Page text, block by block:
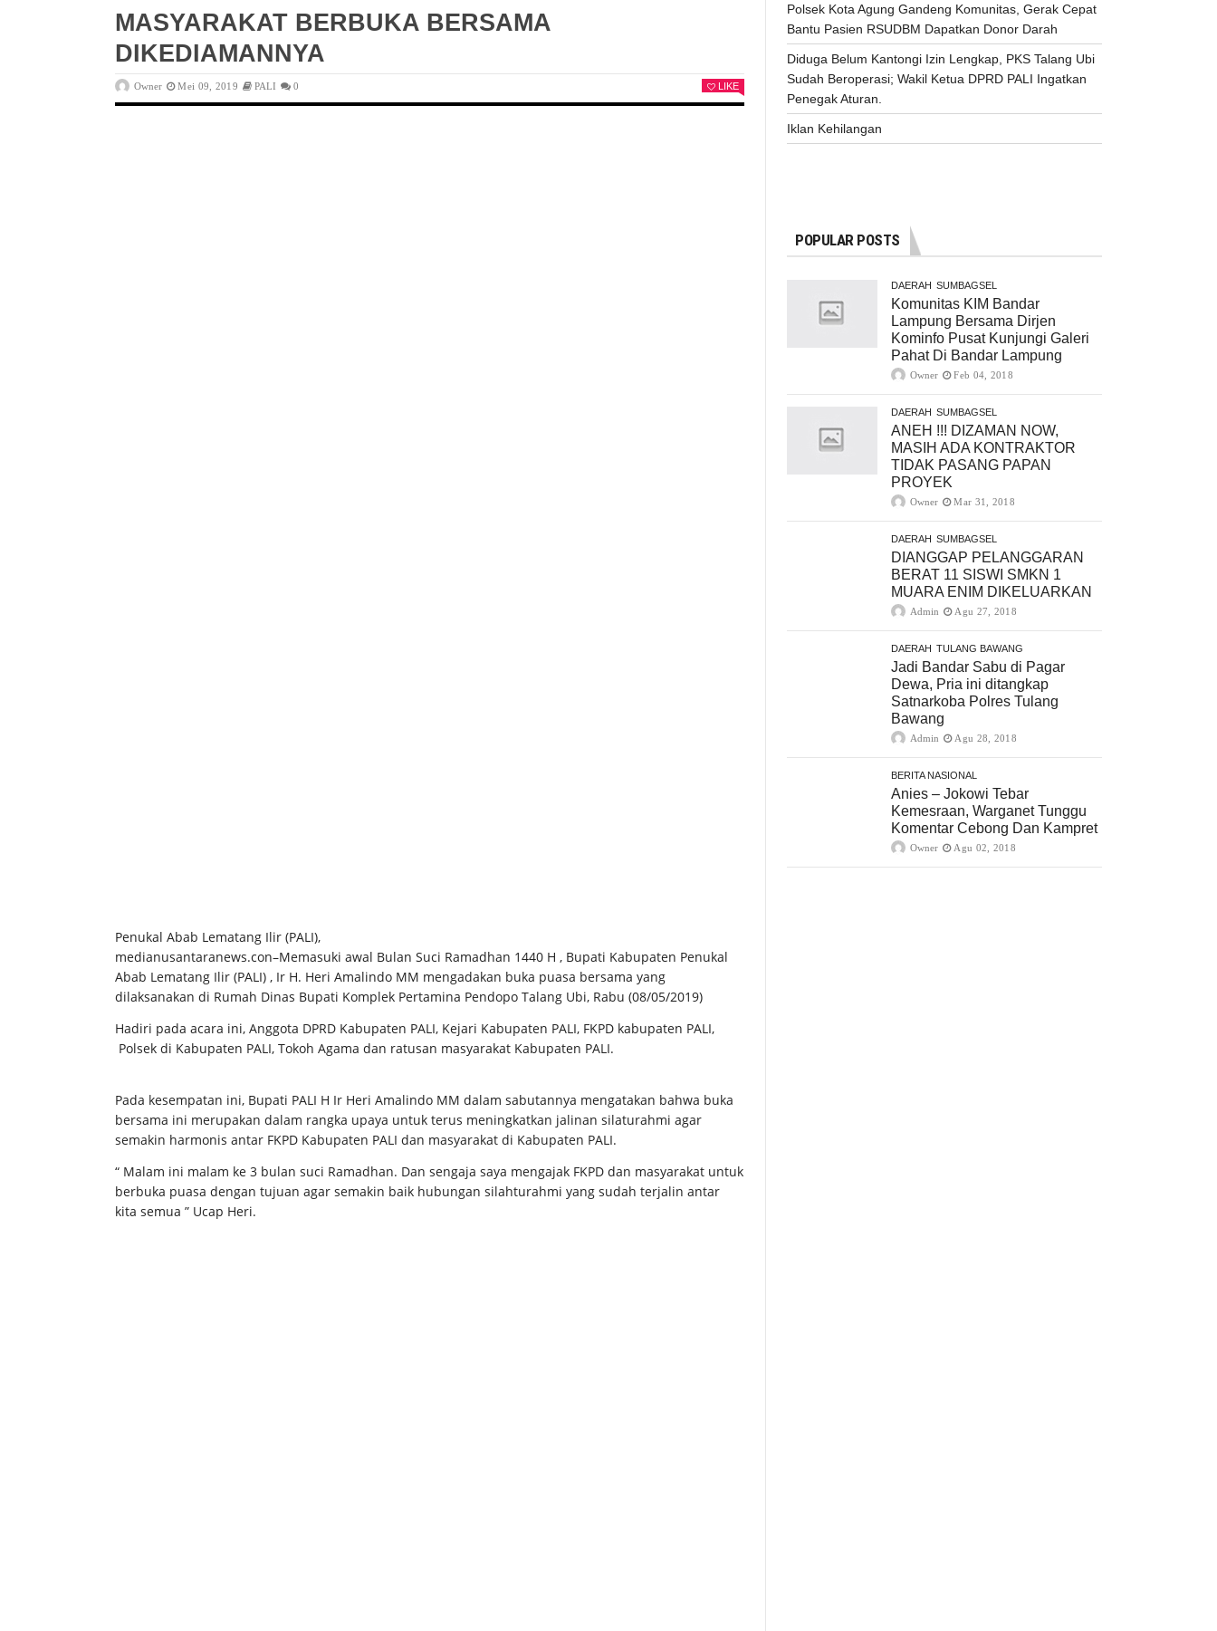
MASYARAKAT BERBUKA BERSAMA
DIKEDIAMANNYA
Owner Mei 09, 2019 PALI 0 LIKE
Penukal Abab Lematang Ilir (PALI),
medianusantaranews.con–Memasuki awal Bulan Suci Ramadhan 1440 H , Bupati Kabupaten Penukal
Abab Lematang Ilir (PALI) , Ir H. Heri Amalindo MM mengadakan buka puasa bersama yang
dilaksanakan di Rumah Dinas Bupati Komplek Pertamina Pendopo Talang Ubi, Rabu (08/05/2019)
Hadiri pada acara ini, Anggota DPRD Kabupaten PALI, Kejari Kabupaten PALI, FKPD kabupaten PALI,
Polsek di Kabupaten PALI, Tokoh Agama dan ratusan masyarakat Kabupaten PALI.
Pada kesempatan ini, Bupati PALI H Ir Heri Amalindo MM dalam sabutannya mengatakan bahwa buka
bersama ini merupakan dalam rangka upaya untuk terus meningkatkan jalinan silaturahmi agar
semakin harmonis antar FKPD Kabupaten PALI dan masyarakat di Kabupaten PALI.
“ Malam ini malam ke 3 bulan suci Ramadhan. Dan sengaja saya mengajak FKPD dan masyarakat untuk
berbuka puasa dengan tujuan agar semakin baik hubungan silahturahmi yang sudah terjalin antar
kita semua ” Ucap Heri.
Polsek Kota Agung Gandeng Komunitas, Gerak Cepat
Bantu Pasien RSUDBM Dapatkan Donor Darah
Diduga Belum Kantongi Izin Lengkap, PKS Talang Ubi
Sudah Beroperasi; Wakil Ketua DPRD PALI Ingatkan
Penegak Aturan.
Iklan Kehilangan
POPULAR POSTS
DAERAH SUMBAGSEL
Komunitas KIM Bandar
Lampung Bersama Dirjen
Kominfo Pusat Kunjungi Galeri
Pahat Di Bandar Lampung
Owner Feb 04, 2018
DAERAH SUMBAGSEL
ANEH !!! DIZAMAN NOW,
MASIH ADA KONTRAKTOR
TIDAK PASANG PAPAN
PROYEK
Owner Mar 31, 2018
DAERAH SUMBAGSEL
DIANGGAP PELANGGARAN
BERAT 11 SISWI SMKN 1
MUARA ENIM DIKELUARKAN
Admin Agu 27, 2018
DAERAH TULANG BAWANG
Jadi Bandar Sabu di Pagar
Dewa, Pria ini ditangkap
Satnarkoba Polres Tulang
Bawang
Admin Agu 28, 2018
BERITA NASIONAL
Anies – Jokowi Tebar
Kemesraan, Warganet Tunggu
Komentar Cebong Dan Kampret
Owner Agu 02, 2018